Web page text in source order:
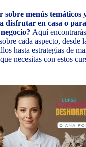
sobre menús temáticos
disfrutar en casa o para
Aquí encontrarás
cada aspecto, desde
hasta estrategias de
necesitas con estos